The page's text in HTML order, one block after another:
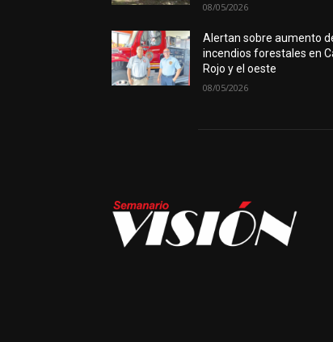
08/05/2026
Alertan sobre aumento
incendios forestales en
Rojo y el oeste
08/05/2026